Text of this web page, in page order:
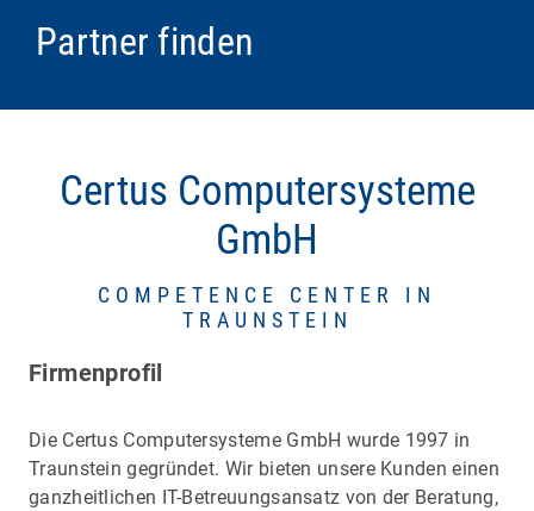
Partner finden
Certus Computersysteme
GmbH
COMPETENCE CENTER IN
TRAUNSTEIN
Firmenprofil
Die Certus Computersysteme GmbH wurde 1997 in
Traunstein gegründet. Wir bieten unsere Kunden einen
ganzheitlichen IT-Betreuungsansatz von der Beratung,